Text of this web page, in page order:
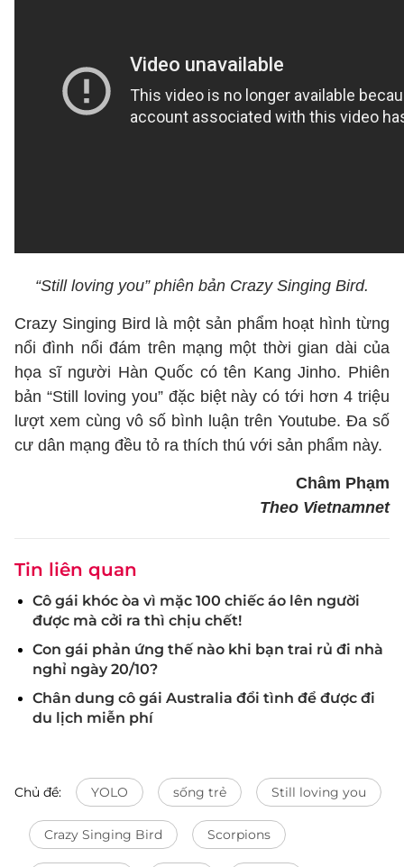
“Still loving you” phiên bản Crazy Singing Bird.
Crazy Singing Bird là một sản phẩm hoạt hình từng
nổi đình nổi đám trên mạng một thời gian dài của
họa sĩ người Hàn Quốc có tên Kang Jinho. Phiên
bản “Still loving you” đặc biệt này có tới hơn 4 triệu
lượt xem cùng vô số bình luận trên Youtube. Đa số
cư dân mạng đều tỏ ra thích thú với sản phẩm này.
Châm Phạm
Theo Vietnamnet
Tin liên quan
Cô gái khóc òa vì mặc 100 chiếc áo lên người
được mà cởi ra thì chịu chết!
Con gái phản ứng thế nào khi bạn trai rủ đi nhà
nghỉ ngày 20/10?
Chân dung cô gái Australia đổi tình để được đi
du lịch miễn phí
Chủ đề: YOLO sống trẻ Still loving you
Crazy Singing Bird Scorpions